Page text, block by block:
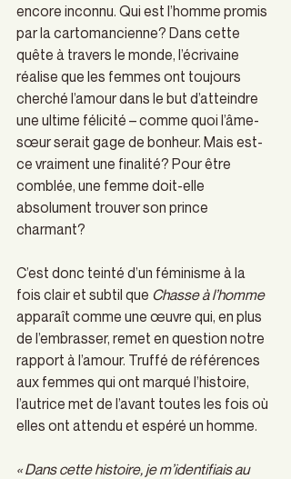
encore inconnu. Qui est l’homme promis
par la cartomancienne? Dans cette
quête à travers le monde, l’écrivaine
réalise que les femmes ont toujours
cherché l’amour dans le but d’atteindre
une ultime félicité – comme quoi l’âme-
sœur serait gage de bonheur. Mais est-
ce vraiment une finalité? Pour être
comblée, une femme doit-elle
absolument trouver son prince
charmant?
C’est donc teinté d’un féminisme à la
fois clair et subtil que Chasse à l’homme
apparaît comme une œuvre qui, en plus
de l’embrasser, remet en question notre
rapport à l’amour. Truffé de références
aux femmes qui ont marqué l’histoire,
l’autrice met de l’avant toutes les fois où
elles ont attendu et espéré un homme.
« Dans cette histoire, je m’identifiais au